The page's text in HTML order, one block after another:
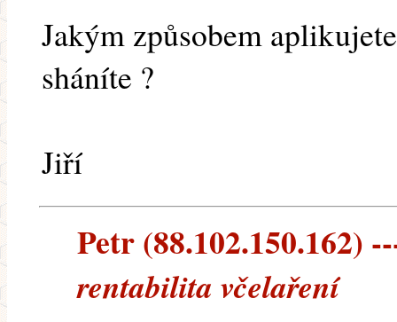
Jakým způsobem
sháníte ?
Jiří
Petr (88.102.150.162)
rentabilita včelaření